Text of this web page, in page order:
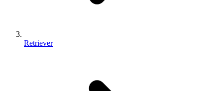
Retriever